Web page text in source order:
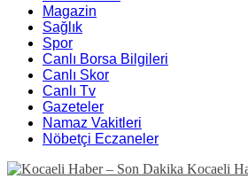
Magazin
Sağlık
Spor
Canlı Borsa Bilgileri
Canlı Skor
Canlı Tv
Gazeteler
Namaz Vakitleri
Nöbetçi Eczaneler